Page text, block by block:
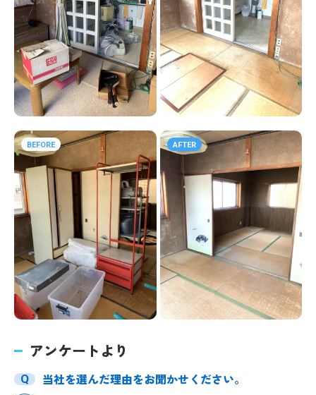
BEFORE AFTER
アンケートより
Q 当社を選んだ理由をお聞かせください。